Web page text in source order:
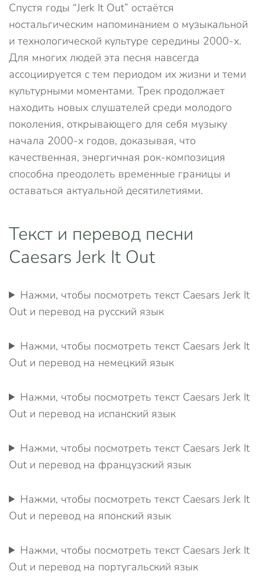
Спустя годы “Jerk It Out” остаётся
ностальгическим напоминанием о музыкальной
и технологической культуре середины 2000-х.
Для многих людей эта песня навсегда
ассоциируется с тем периодом их жизни и теми
культурными моментами. Трек продолжает
находить новых слушателей среди молодого
поколения, открывающего для себя музыку
начала 2000-х годов, доказывая, что
качественная, энергичная рок-композиция
способна преодолеть временные границы и
оставаться актуальной десятилетиями.
Текст и перевод песни
Caesars Jerk It Out
Нажми, чтобы посмотреть текст Caesars Jerk It
Out и перевод на русский язык
Нажми, чтобы посмотреть текст Caesars Jerk It
Out и перевод на немецкий язык
Нажми, чтобы посмотреть текст Caesars Jerk It
Out и перевод на испанский язык
Нажми, чтобы посмотреть текст Caesars Jerk It
Out и перевод на французский язык
Нажми, чтобы посмотреть текст Caesars Jerk It
Out и перевод на японский язык
Нажми, чтобы посмотреть текст Caesars Jerk It
Out и перевод на португальский язык